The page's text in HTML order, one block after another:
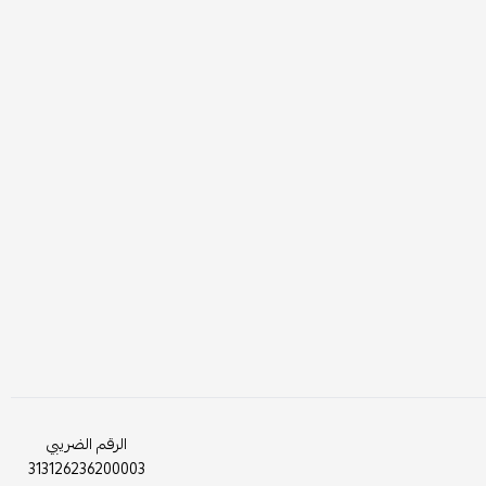
الرقم الضريبي
313126236200003